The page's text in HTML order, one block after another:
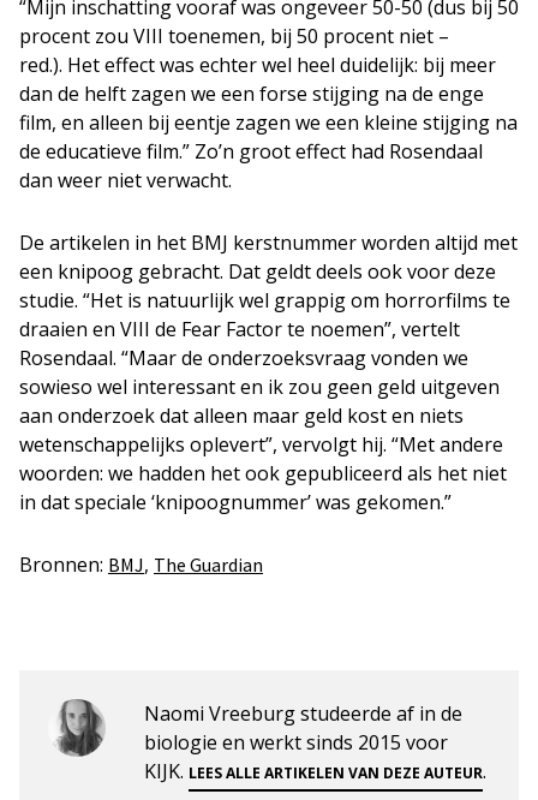
“Mijn inschatting vooraf was ongeveer 50-50 (dus bij 50
procent zou VIII toenemen, bij 50 procent niet –
red.). Het effect was echter wel heel duidelijk: bij meer
dan de helft zagen we een forse stijging na de enge
film, en alleen bij eentje zagen we een kleine stijging na
de educatieve film.” Zo’n groot effect had Rosendaal
dan weer niet verwacht.
De artikelen in het BMJ kerstnummer worden altijd met
een knipoog gebracht. Dat geldt deels ook voor deze
studie. “Het is natuurlijk wel grappig om horrorfilms te
draaien en VIII de Fear Factor te noemen”, vertelt
Rosendaal. “Maar de onderzoeksvraag vonden we
sowieso wel interessant en ik zou geen geld uitgeven
aan onderzoek dat alleen maar geld kost en niets
wetenschappelijks oplevert”, vervolgt hij. “Met andere
woorden: we hadden het ook gepubliceerd als het niet
in dat speciale ‘knipoognummer’ was gekomen.”
Bronnen: BMJ, The Guardian
Naomi Vreeburg studeerde af in de
biologie en werkt sinds 2015 voor
KIJK. LEES ALLE ARTIKELEN VAN DEZE AUTEUR.